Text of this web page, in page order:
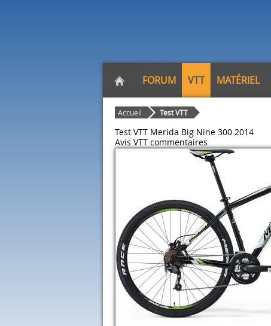
FORUM VTT MATÉRIEL
Accueil Test VTT
Test VTT Merida Big Nine 300 2014
Avis VTT commentaires